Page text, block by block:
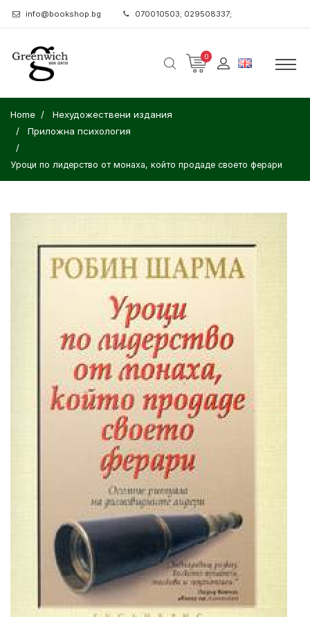
info@bookshop.bg 070010503; 029508337;
0
Home
Нехудожествени издания
Приложна психология
Уроци по лидерство от монаха, който продаде своето ферари